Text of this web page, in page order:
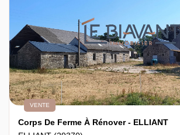
VENTE
Corps De Ferme À Rénover - ELLIANT